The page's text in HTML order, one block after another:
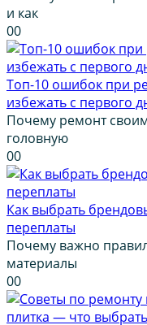
и как
00
Топ-10 ошибок при
избежать с первого
Почему ремонт
головную
00
Как выбрать
переплаты
Почему важно
материалы
00